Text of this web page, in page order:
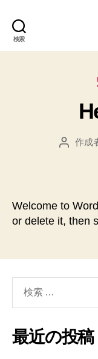
検索
投
作成
Welcome to
or delete it, then
象:
最近の投稿